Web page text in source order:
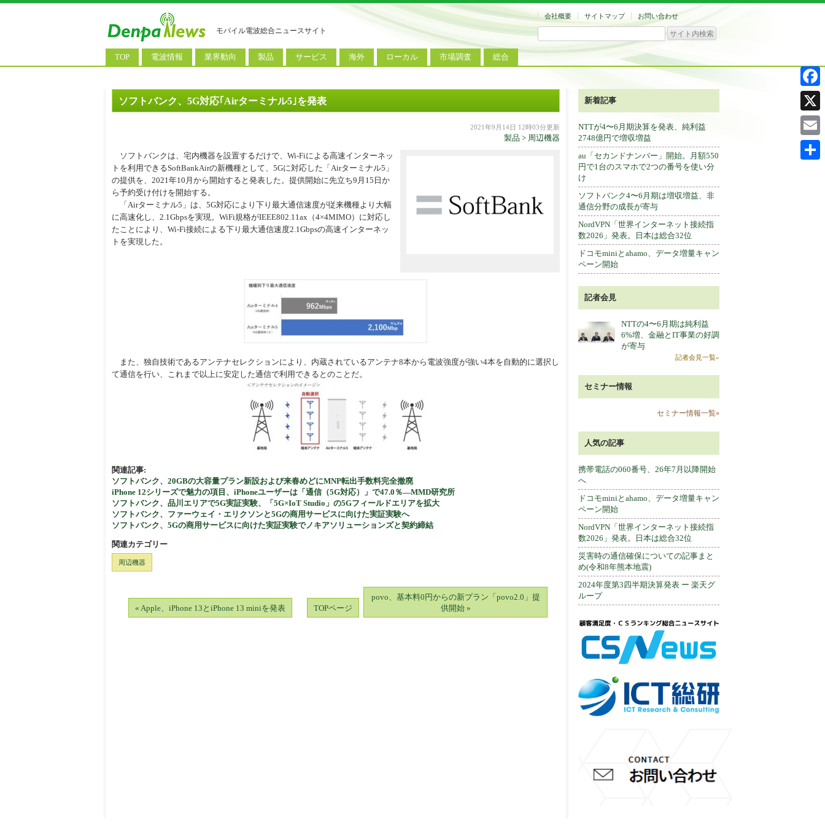
モバイル電波総合ニュースサイト
会社概要 サイトマップ お問い合わせ
TOP 電波情報
基地局ニュース
業界動向
決算情報
料金改定
製品
スマートフォン
SIM
IoT/M2M
Wi-Fiルーター
ウェアラブル端末
サービス
アプリ
料金プラン
電力小売
海外
海外展示会
インバウンド
現地サービス
ローカル 市場調査 総合
ソフトバンク、5G対応｢Airターミナル5｣を発表
2021年9月14日 12時03分更新
製品 > 周辺機器
ソフトバンクは、宅内機器を設置するだけで、Wi-Fiによる高速インターネッ
トを利用できるSoftBankAirの新機種として、5Gに対応した「Airターミナル5」
の提供を、2021年10月から開始すると発表した。提供開始に先立ち9月15日か
ら予約受け付けを開始する。
「Airターミナル5」は、5G対応により下り最大通信速度が従来機種より大幅
に高速化し、2.1Gbpsを実現。WiFi規格がIEEE802.11ax（4×4MIMO）に対応し
たことにより、Wi-Fi接続による下り最大通信速度2.1Gbpsの高速インターネッ
トを実現した。
また、独自技術であるアンテナセレクションにより、内蔵されているアンテナ8本から電波強度が強い4本を自動的に選択し
て通信を行い、これまで以上に安定した通信で利用できるとのことだ。
関連記事:
ソフトバンク、20GBの大容量プラン新設および来春めどにMNP転出手数料完全撤廃
iPhone 12シリーズで魅力の項目、iPhoneユーザーは「通信（5G対応）」で47.0％―MMD研究所
ソフトバンク、品川エリアで5G実証実験、「5G×IoT Studio」の5Gフィールドエリアを拡大
ソフトバンク、ファーウェイ・エリクソンと5Gの商用サービスに向けた実証実験へ
ソフトバンク、5Gの商用サービスに向けた実証実験でノキアソリューションズと契約締結
関連カテゴリー
周辺機器
« Apple、iPhone 13とiPhone 13 miniを発表 TOPページ
povo、基本料0円からの新プラン「povo2.0」提
供開始 »
新着記事
NTTが4〜6月期決算を発表、純利益
2748億円で増収増益
au「セカンドナンバー」開始。月額550
円で1台のスマホで2つの番号を使い分
け
ソフトバンク4〜6月期は増収増益、非
通信分野の成長が寄与
NordVPN「世界インターネット接続指
数2026」発表。日本は総合32位
ドコモminiとahamo、データ増量キャン
ペーン開始
記者会見
NTTの4〜6月期は純利益
6%増、金融とIT事業の好調
が寄与
記者会見一覧»
セミナー情報
セミナー情報一覧»
人気の記事
携帯電話の060番号、26年7月以降開始
へ
ドコモminiとahamo、データ増量キャン
ペーン開始
NordVPN「世界インターネット接続指
数2026」発表。日本は総合32位
災害時の通信確保についての記事まと
め(令和8年熊本地震)
2024年度第3四半期決算発表 ー 楽天グ
ループ
X
Email